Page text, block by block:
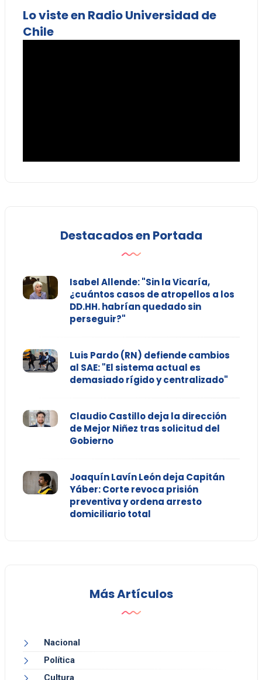
Lo viste en Radio Universidad de
Chile
Destacados en Portada
Isabel Allende: "Sin la Vicaría,
¿cuántos casos de atropellos a los
DD.HH. habrían quedado sin
perseguir?"
Luis Pardo (RN) defiende cambios
al SAE: "El sistema actual es
demasiado rígido y centralizado"
Claudio Castillo deja la dirección
de Mejor Niñez tras solicitud del
Gobierno
Joaquín Lavín León deja Capitán
Yáber: Corte revoca prisión
preventiva y ordena arresto
domiciliario total
Más Artículos
Nacional
Política
Cultura